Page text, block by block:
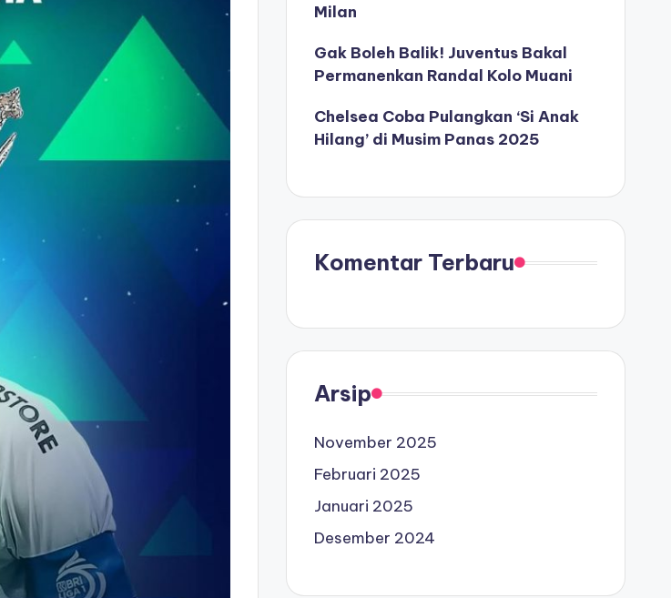
Milan
Gak Boleh Balik! Juventus Bakal
Permanenkan Randal Kolo Muani
Chelsea Coba Pulangkan ‘Si Anak
Hilang’ di Musim Panas 2025
Komentar Terbaru
Arsip
November 2025
Februari 2025
Januari 2025
Desember 2024